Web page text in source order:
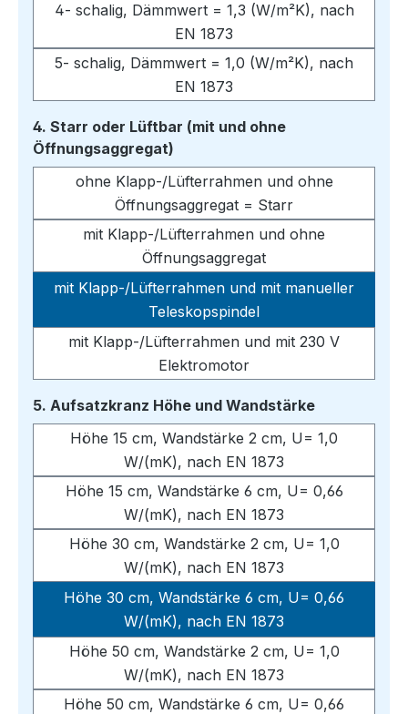
4- schalig, Dämmwert = 1,3 (W/m²K), nach
EN 1873
5- schalig, Dämmwert = 1,0 (W/m²K), nach
EN 1873
4. Starr oder Lüftbar (mit und ohne
Öffnungsaggregat)
ohne Klapp-/Lüfterrahmen und ohne
Öffnungsaggregat = Starr
mit Klapp-/Lüfterrahmen und ohne
Öffnungsaggregat
mit Klapp-/Lüfterrahmen und mit manueller
Teleskopspindel
mit Klapp-/Lüfterrahmen und mit 230 V
Elektromotor
5. Aufsatzkranz Höhe und Wandstärkeauswählen
Höhe 15 cm, Wandstärke 2 cm, U= 1,0
W/(mK), nach EN 1873
Höhe 15 cm, Wandstärke 6 cm, U= 0,66
W/(mK), nach EN 1873
Höhe 30 cm, Wandstärke 2 cm, U= 1,0
W/(mK), nach EN 1873
Höhe 30 cm, Wandstärke 6 cm, U= 0,66
W/(mK), nach EN 1873
Höhe 50 cm, Wandstärke 2 cm, U= 1,0
W/(mK), nach EN 1873
Höhe 50 cm, Wandstärke 6 cm, U= 0,66